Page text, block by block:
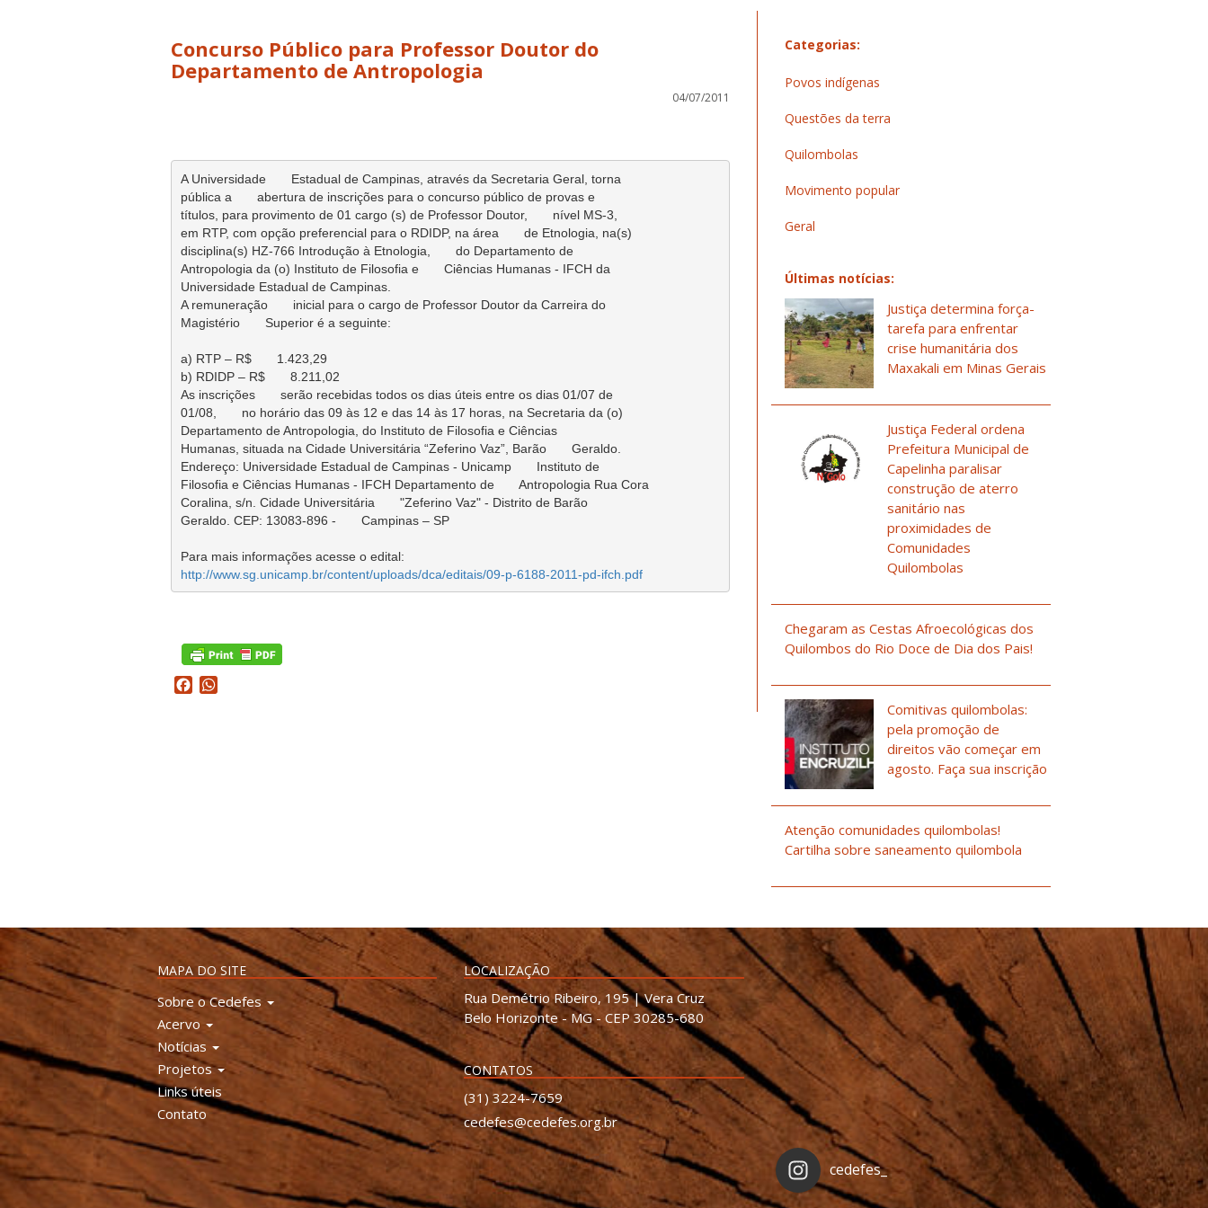
Concurso Público para Professor Doutor do
Departamento de Antropologia
04/07/2011
A Universidade       Estadual de Campinas, através da Secretaria Geral, torna
pública a       abertura de inscrições para o concurso público de provas e
títulos, para provimento de 01 cargo (s) de Professor Doutor,       nível MS-3,
em RTP, com opção preferencial para o RDIDP, na área       de Etnologia, na(s)
disciplina(s) HZ-766 Introdução à Etnologia,       do Departamento de
Antropologia da (o) Instituto de Filosofia e       Ciências Humanas - IFCH da
Universidade Estadual de Campinas.
A remuneração       inicial para o cargo de Professor Doutor da Carreira do
Magistério       Superior é a seguinte:
a) RTP – R$       1.423,29
b) RDIDP – R$       8.211,02
As inscrições       serão recebidas todos os dias úteis entre os dias 01/07 de
01/08,       no horário das 09 às 12 e das 14 às 17 horas, na Secretaria da (o)
Departamento de Antropologia, do Instituto de Filosofia e Ciências
Humanas, situada na Cidade Universitária “Zeferino Vaz”, Barão       Geraldo.
Endereço: Universidade Estadual de Campinas - Unicamp       Instituto de
Filosofia e Ciências Humanas - IFCH Departamento de       Antropologia Rua Cora
Coralina, s/n. Cidade Universitária       "Zeferino Vaz" - Distrito de Barão
Geraldo. CEP: 13083-896 -       Campinas – SP
http://www.sg.unicamp.br/content/uploads/dca/editais/09-p-6188-2011-pd-ifch.pdf
Facebook
Categorias:
Povos indígenas
Questões da terra
Quilombolas
Movimento popular
Geral
Últimas notícias:
Justiça determina força-
tarefa para enfrentar
crise humanitária dos
Maxakali em Minas Gerais
Justiça Federal ordena
Prefeitura Municipal de
Capelinha paralisar
construção de aterro
sanitário nas
proximidades de
Comunidades
Quilombolas
Chegaram as Cestas Afroecológicas dos
Quilombos do Rio Doce de Dia dos Pais!
Comitivas quilombolas:
pela promoção de
direitos vão começar em
agosto. Faça sua inscrição
Atenção comunidades quilombolas!
Cartilha sobre saneamento quilombola
MAPA DO SITE
Sobre o Cedefes
Acervo
Notícias
Projetos
Links úteis
Contato
LOCALIZAÇÃO
Rua Demétrio Ribeiro, 195 | Vera Cruz
Belo Horizonte - MG - CEP 30285-680
CONTATOS
(31) 3224-7659
cedefes@cedefes.org.br
cedefes_